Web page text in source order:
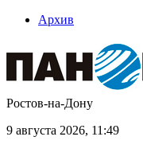
Архив
Ростов-на-Дону
9 августа 2026, 11:49